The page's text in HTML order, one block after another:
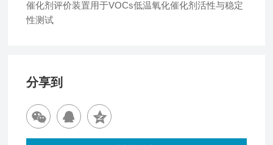
催化剂评价装置用于VOCs低温氧化催化剂活性与稳定
性测试
分享到